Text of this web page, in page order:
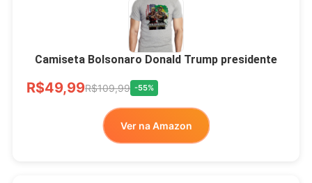
Camiseta Bolsonaro Donald Trump presidente
R$49,99R$109,99 -55%
Ver na Amazon